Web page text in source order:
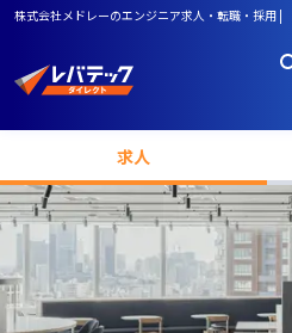
株式会社メドレーのエンジニア求人・転職・採用
求人